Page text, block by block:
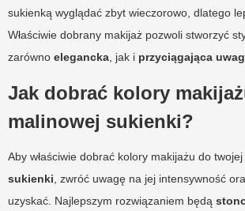
sukienką wyglądać zbyt wieczorowo, dlatego
Właściwie dobrany makijaż pozwoli stworzyć
zarówno elegancka , jak i przyciągająca
Jak dobrać kolory
malinowej sukienki?
Aby właściwie dobrać kolory makijażu do twojej
sukienki , zwróć uwagę na jej intensywność
uzyskać. Najlepszym rozwiązaniem będą